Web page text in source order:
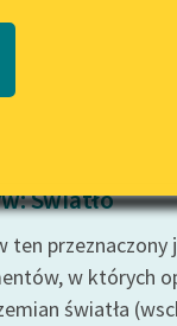
PDF
Światło
ten przeznaczony
w których
światła